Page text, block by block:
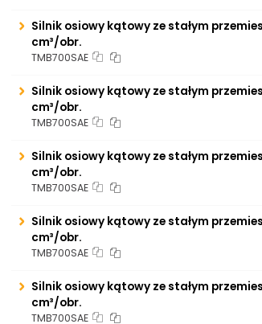
Silnik osiowy kątowy ze stałym
cm³/obr.
TMB700SAE
Silnik osiowy kątowy ze stałym
cm³/obr.
TMB700SAE
Silnik osiowy kątowy ze stałym
cm³/obr.
TMB700SAE
Silnik osiowy kątowy ze stałym
cm³/obr.
TMB700SAE
Silnik osiowy kątowy ze stałym
cm³/obr.
TMB700SAE